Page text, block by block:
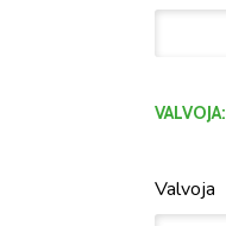
VALVOJA:
Valvoja